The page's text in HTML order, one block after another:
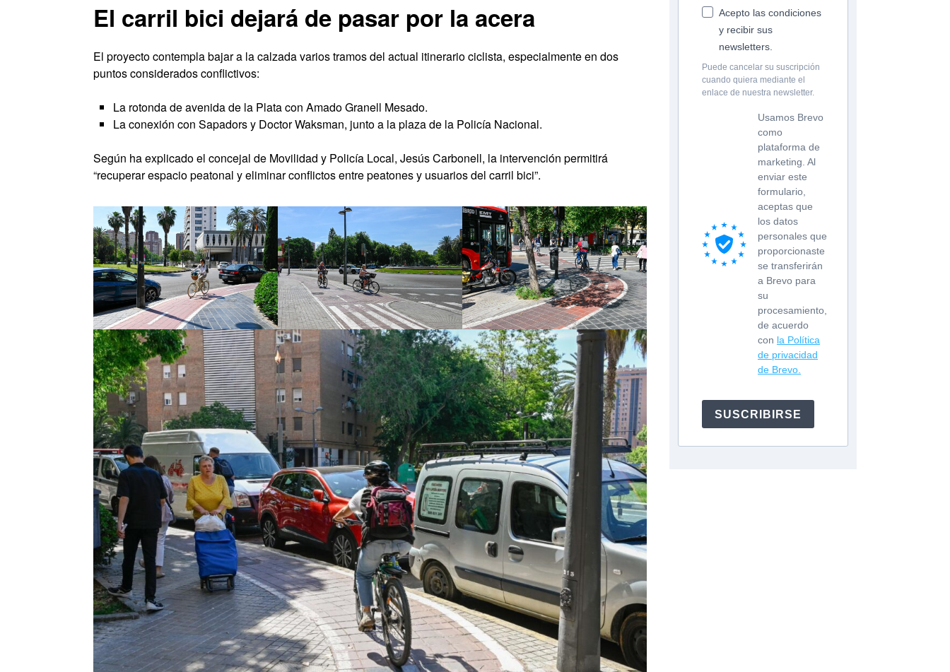
El carril bici dejará de pasar por la acera
El proyecto contempla bajar a la calzada varios tramos del actual itinerario ciclista, especialmente en dos
puntos considerados conflictivos:
La rotonda de avenida de la Plata con Amado Granell Mesado.
La conexión con Sapadors y Doctor Waksman, junto a la plaza de la Policía Nacional.
Según ha explicado el concejal de Movilidad y Policía Local, Jesús Carbonell, la intervención permitirá
“recuperar espacio peatonal y eliminar conflictos entre peatones y usuarios del carril bici”.
Acepto las condiciones
y recibir sus
newsletters.
Puede cancelar su suscripción
cuando quiera mediante el
enlace de nuestra newsletter.
Usamos Brevo
como
plataforma de
marketing. Al
enviar este
formulario,
aceptas que
los datos
personales que
proporcionaste
se transferirán
a Brevo para
su
procesamiento,
de acuerdo
con la Política
de privacidad
de Brevo.
SUSCRIBIRSE